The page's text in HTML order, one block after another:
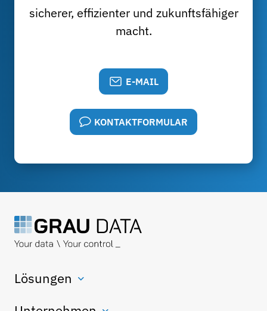
sicherer, effizienter und zukunftsfähiger
macht.
E-MAIL
KONTAKTFORMULAR
Lösungen